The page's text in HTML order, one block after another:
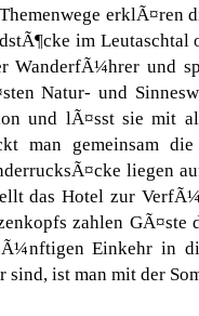
erklÃ¤ren
im Leutaschtal
WanderfÃ¼hrer und
Natur- und
und lÃ¤sst sie mit
man gemeinsam
liegen
das Hotel zur
zahlen GÃ¤ste
Einkehr in
ist man mit der